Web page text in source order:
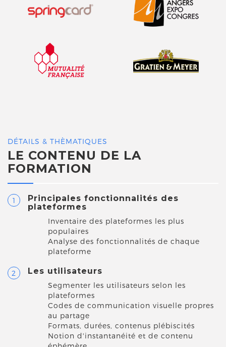
DÉTAILS & THÈMATIQUES
LE CONTENU DE LA
FORMATION
Principales fonctionnalités des
plateformes
Inventaire des plateformes les plus
populaires
Analyse des fonctionnalités de chaque
plateforme
Les utilisateurs
Segmenter les utilisateurs selon les
plateformes
Codes de communication visuelle propres
au partage
Formats, durées, contenus plébiscités
Notion d'instantanéité et de contenu